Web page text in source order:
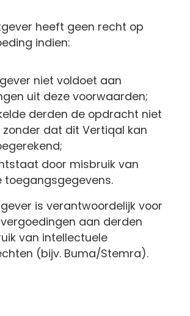
heeft geen recht op
indien:
niet voldoet aan
uit deze voorwaarden;
derden de opdracht niet
zonder dat dit Vertiqal kan
door misbruik van
toegangsgegevens.
is verantwoordelijk voor
aan derden
van intellectuele
(bijv. Buma/Stemra).